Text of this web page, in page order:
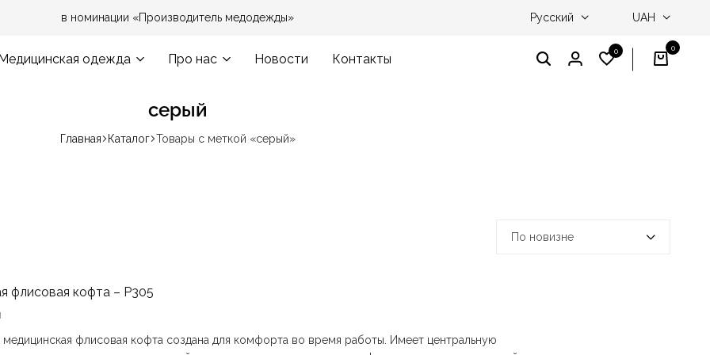
в номинации «Производитель медодежды» I'm Profi – победитель «Вибір країни» 2024,
Русский UAH
одежда Про нас Новости Контакты ПоискВход
0
Список
0
серый
Главная Каталог Товары с меткой «серый»
По новизне
флисовая кофта – P305
флисовая кофта создана для комфорта во время работы. Имеет центральную